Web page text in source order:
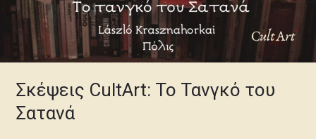
Σκέψεις CultArt: Το Τανγκό του
Σατανά